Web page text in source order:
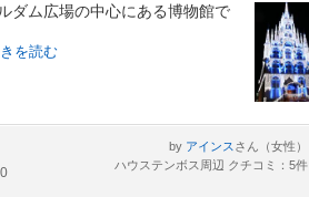
ダム広場の中心にある博物館で
を読む
0
by アインス さん（女性）
ハウステンボス周辺 クチコミ：5件